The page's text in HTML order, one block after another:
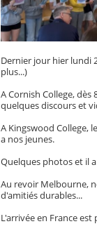
Dernier jour hier lundi
plus...)
A Cornish College,
quelques discours et
A Kingswood College,
a nos jeunes.
Quelques photos et il
Au revoir Melbourne,
d'amitiés durables...
L'arrivée en France